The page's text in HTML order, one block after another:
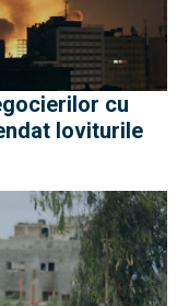
cu
loviturile